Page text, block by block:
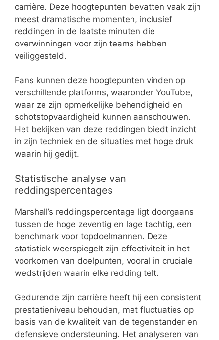
carrière. Deze hoogtepunten bevatten vaak zijn
meest dramatische momenten, inclusief
reddingen in de laatste minuten die
overwinningen voor zijn teams hebben
veiliggesteld.
Fans kunnen deze hoogtepunten vinden op
verschillende platforms, waaronder YouTube,
waar ze zijn opmerkelijke behendigheid en
schotstopvaardigheid kunnen aanschouwen.
Het bekijken van deze reddingen biedt inzicht
in zijn techniek en de situaties met hoge druk
waarin hij gedijt.
Statistische analyse van
reddingspercentages
Marshall’s reddingspercentage ligt doorgaans
tussen de hoge zeventig en lage tachtig, een
benchmark voor topdoelmannen. Deze
statistiek weerspiegelt zijn effectiviteit in het
voorkomen van doelpunten, vooral in cruciale
wedstrijden waarin elke redding telt.
Gedurende zijn carrière heeft hij een consistent
prestatieniveau behouden, met fluctuaties op
basis van de kwaliteit van de tegenstander en
defensieve ondersteuning. Het analyseren van